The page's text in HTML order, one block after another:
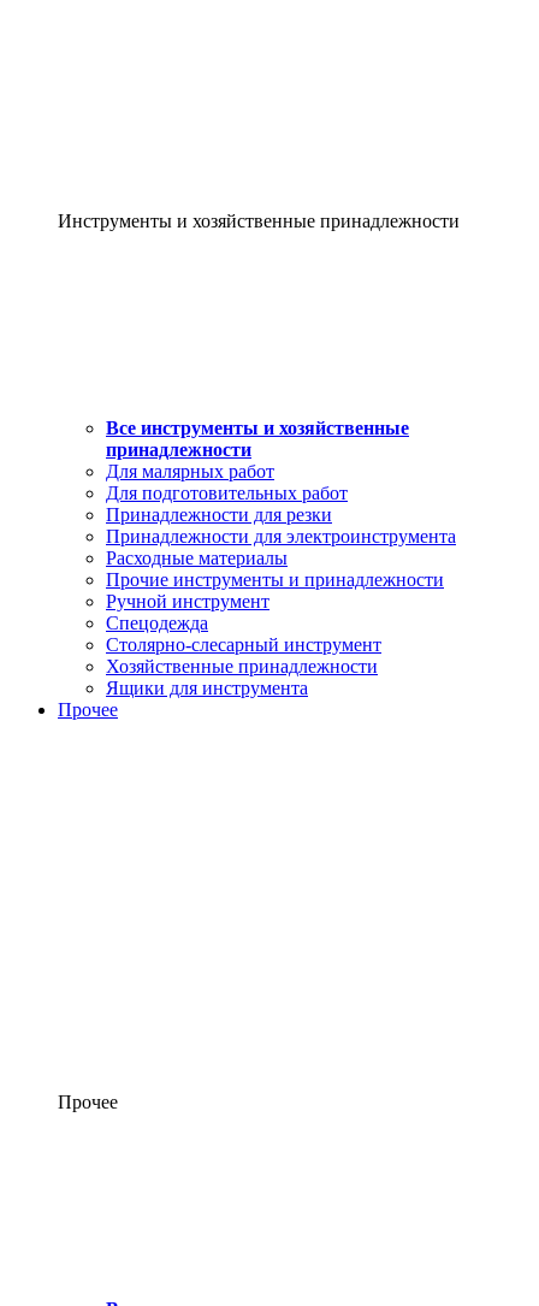
Инструменты и хозяйственные принадлежности
Все инструменты и хозяйственные
принадлежности
Для малярных работ
Для подготовительных работ
Принадлежности для резки
Принадлежности для электроинструмента
Расходные материалы
Прочие инструменты и принадлежности
Ручной инструмент
Спецодежда
Столярно-слесарный инструмент
Хозяйственные принадлежности
Ящики для инструмента
Прочее
Прочее